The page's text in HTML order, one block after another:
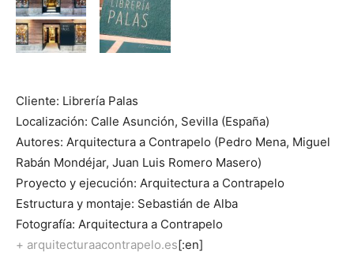
Cliente: Librería Palas
Localización: Calle Asunción, Sevilla (España)
Autores: Arquitectura a Contrapelo (Pedro Mena, Miguel
Rabán Mondéjar, Juan Luis Romero Masero)
Proyecto y ejecución: Arquitectura a Contrapelo
Estructura y montaje: Sebastián de Alba
Fotografía: Arquitectura a Contrapelo
+ arquitecturaacontrapelo.es[:en]